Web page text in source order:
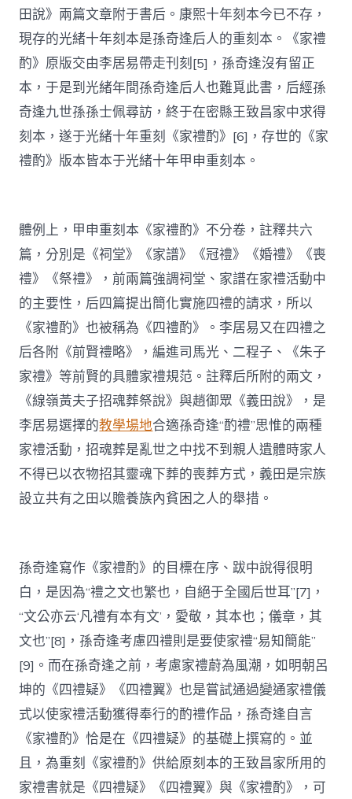
田說》兩篇文章附于書后。康熙十年刻本今已不存，
現存的光緒十年刻本是孫奇逢后人的重刻本。《家禮
酌》原版交由李居易帶走刊刻[5]，孫奇逢沒有留正
本，于是到光緒年間孫奇逢后人也難覓此書，后經孫
奇逢九世孫孫士佩尋訪，終于在密縣王致昌家中求得
刻本，遂于光緒十年重刻《家禮酌》[6]，存世的《家
禮酌》版本皆本于光緒十年甲申重刻本。
體例上，甲申重刻本《家禮酌》不分卷，註釋共六
篇，分別是《祠堂》《家譜》《冠禮》《婚禮》《喪
禮》《祭禮》，前兩篇強調祠堂、家譜在家禮活動中
的主要性，后四篇提出簡化實施四禮的請求，所以
《家禮酌》也被稱為《四禮酌》。李居易又在四禮之
后各附《前賢禮略》，編進司馬光、二程子、《朱子
家禮》等前賢的具體家禮規范。註釋后所附的兩文，
《線嶺黃夫子招魂葬祭說》與趙御眾《義田說》，是
李居易選擇的教學場地合適孫奇逢“酌禮”思惟的兩種
家禮活動，招魂葬是亂世之中找不到親人遺體時家人
不得已以衣物招其靈魂下葬的喪葬方式，義田是宗族
設立共有之田以贍養族內貧困之人的舉措。
孫奇逢寫作《家禮酌》的目標在序、跋中說得很明
白，是因為“禮之文也繁也，自絕于全國后世耳”[7]，
“文公亦云‘凡禮有本有文’，愛敬，其本也；儀章，其
文也”[8]，孫奇逢考慮四禮則是要使家禮“易知簡能”
[9]。而在孫奇逢之前，考慮家禮蔚為風潮，如明朝呂
坤的《四禮疑》《四禮翼》也是嘗試通過變通家禮儀
式以使家禮活動獲得奉行的酌禮作品，孫奇逢自言
《家禮酌》恰是在《四禮疑》的基礎上撰寫的。並
且，為重刻《家禮酌》供給原刻本的王致昌家所用的
家禮書就是《四禮疑》《四禮翼》與《家禮酌》，可